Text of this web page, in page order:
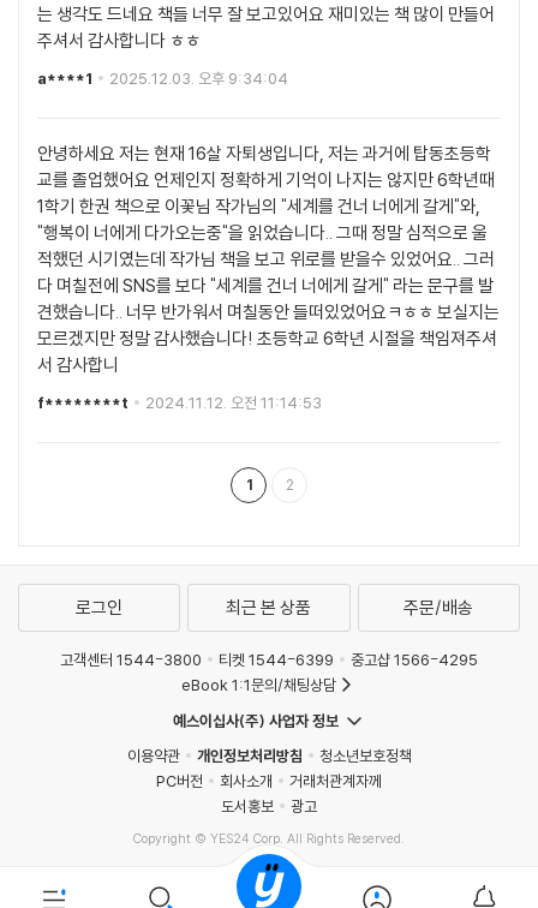
는 생각도 드네요 책들 너무 잘 보고있어요 재미있는 책 많이 만들어
주셔서 감사합니다 ㅎㅎ
a****1 2025.12.03. 오후 9:34:04
안녕하세요 저는 현재 16살 자퇴생입니다, 저는 과거에 탑동초등학
교를 졸업했어요 언제인지 정확하게 기억이 나지는 않지만 6학년때
1학기 한권 책으로 이꽃님 작가님의 "세계를 건너 너에게 갈게"와,
"행복이 너에게 다가오는중"을 읽었습니다.. 그때 정말 심적으로 울
적했던 시기였는데 작가님 책을 보고 위로를 받을수 있었어요.. 그러
다 며칠전에 SNS를 보다 "세계를 건너 너에게 갈게" 라는 문구를 발
견했습니다.. 너무 반가워서 며칠동안 들떠있었어요ㅋㅎㅎ 보실지는
모르겠지만 정말 감사했습니다! 초등학교 6학년 시절을 책임져주셔
서 감사합니
f********t 2024.11.12. 오전 11:14:53
1 2
로그인 최근 본 상품 주문/배송
고객센터 1544-3800 티켓 1544-6399
중고샵 1566-4295
eBook 1:1문의/채팅상담
예스이십사(주) 사업자 정보
이용약관
개인정보처리방침
청소년보호정책
PC버전
회사소개
거래처관계자께
도서홍보
광고
Copyright © YES24 Corp. All Rights Reserved.